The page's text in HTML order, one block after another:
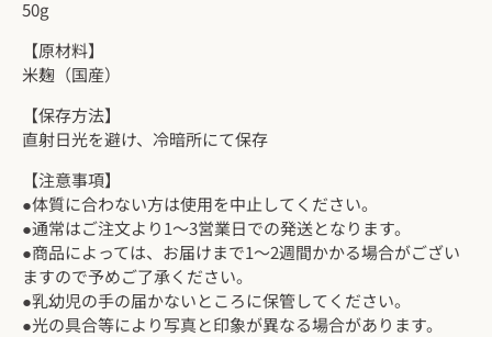
50g
【原材料】
米麹（国産）
【保存方法】
直射日光を避け、冷暗所にて保存
【注意事項】
●体質に合わない方は使用を中止してください。
●通常はご注文より1～3営業日での発送となります。
●商品によっては、お届けまで1～2週間かかる場合がござい
ますので予めご了承ください。
●乳幼児の手の届かないところに保管してください。
●光の具合等により写真と印象が異なる場合があります。